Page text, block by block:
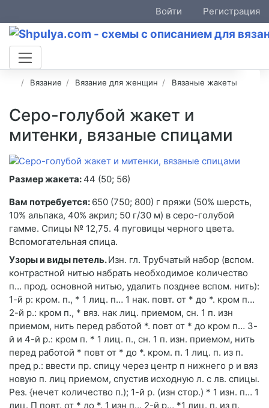
Войти Регистрация
Вязание Вязание для женщин Вязаные жакеты
Серо-голубой жакет и
митенки, вязаные спицами
Размер жакета: 44 (50; 56)
Вам потребуется: 650 (750; 800) г пряжи (50% шерсть,
10% альпака, 40% акрил; 50 г/30 м) в серо-голубой
гамме. Спицы № 12,75. 4 пуговицы черного цвета.
Вспомогательная спица.
Узоры и виды петель.Изн. гл. Трубчатый набор (вспом.
контрастной нитью набрать необходимое количество
п… прод. основной нитью, удалить позднее вспом. нить):
1-й р: кром. п., * 1 лиц. п… 1 нак. повт. от * до *. кром п…
2-й р.: кром п., * вяз. нак лиц. приемом, сн. 1 п. изн
приемом, нить перед рабо­той *. повт от * до кром п… 3-
й и 4-й р.: кром п. * 1 лиц. п., сн. 1 п. изн. приемом, нить
перед работой * повт от * до *. кром. п. 1 лиц. п. из п.
пред р.: ввести пр. спицу через центр п нижнего р и вяз
новую п. лиц приемом, спустив исходную л. с лв. спицы.
Рез. {нечет количество п.); 1-й р. (изн стор.) * 1 изн. п… 1
лиц. П повт. от * до *. 1 изн п… 2-й р… *1 лиц. п. из п.